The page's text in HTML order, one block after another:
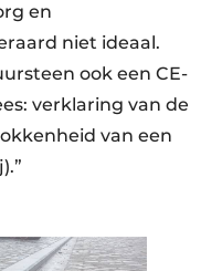
en
niet ideaal.
ook een CE-
verklaring van de
van een